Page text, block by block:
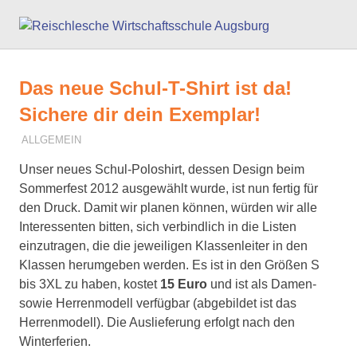
Inhalt
springen
Das neue Schul-T-Shirt ist da!
Sichere dir dein Exemplar!
23. JANUAR 2013
MURAT AYDIN
ALLGEMEIN
Unser neues Schul-Poloshirt, dessen Design beim
Sommerfest 2012 ausgewählt wurde, ist nun fertig für
den Druck. Damit wir planen können, würden wir alle
Interessenten bitten, sich verbindlich in die Listen
einzutragen, die die jeweiligen Klassenleiter in den
Klassen herumgeben werden. Es ist in den Größen S
bis 3XL zu haben, kostet 15 Euro und ist als Damen-
sowie Herrenmodell verfügbar (abgebildet ist das
Herrenmodell). Die Auslieferung erfolgt nach den
Winterferien.